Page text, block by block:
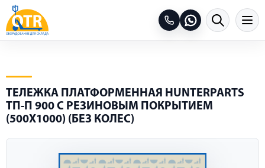
ТЕЛЕЖКА ПЛАТФОРМЕННАЯ HUNTERPARTS
ТП-П 900 С РЕЗИНОВЫМ ПОКРЫТИЕМ
(500Х1000) (БЕЗ КОЛЕС)